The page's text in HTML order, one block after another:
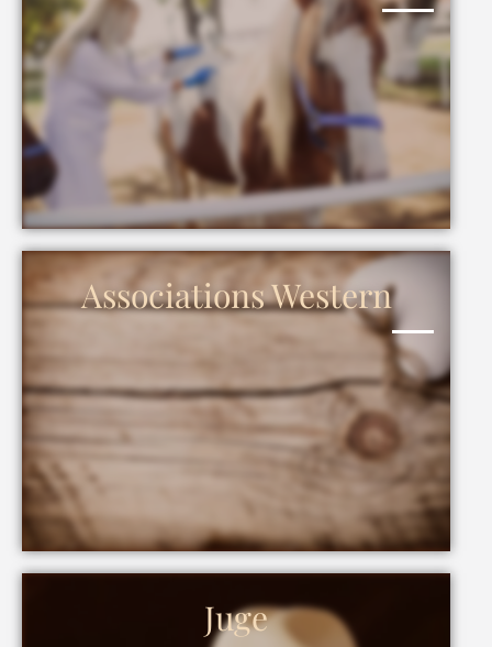
Associations Western
Juge